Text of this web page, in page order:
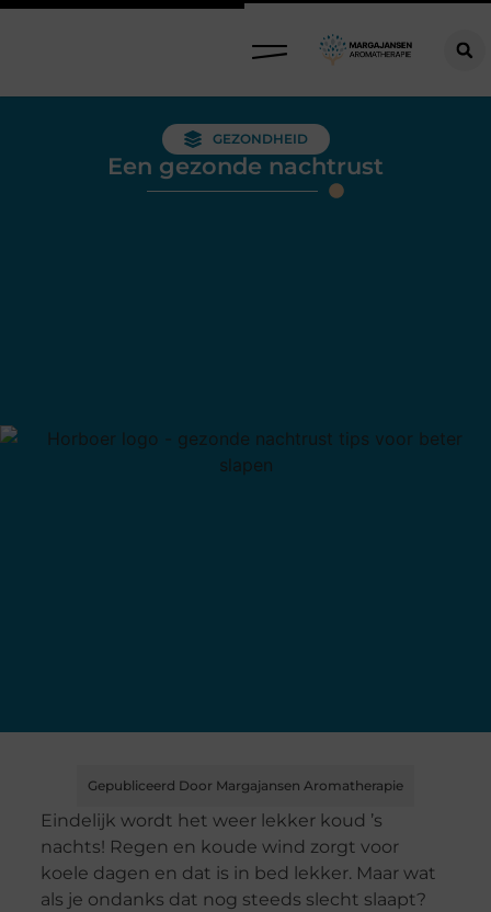
GEZONDHEID
Een gezonde nachtrust
Gepubliceerd Door Margajansen Aromatherapie
Eindelijk wordt het weer lekker koud ’s
nachts! Regen en koude wind zorgt voor
koele dagen en dat is in bed lekker. Maar wat
als je ondanks dat nog steeds slecht slaapt?